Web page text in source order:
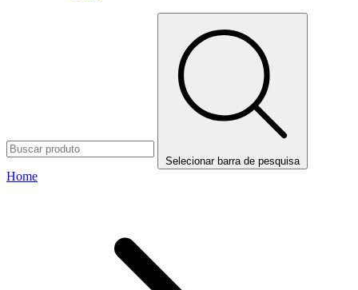
Selecionar barra de pesquisa
Home